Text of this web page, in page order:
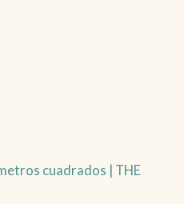
cuadrados | THE